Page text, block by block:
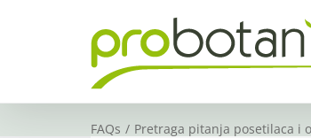
FAQs Pretraga pitanja posetilaca i